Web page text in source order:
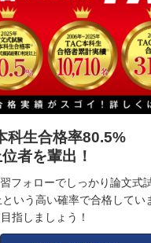
科生合格率80.5%
者を輩出！
フォローでしっかり論文式
いう高い確率で合格してい
指しましょう！